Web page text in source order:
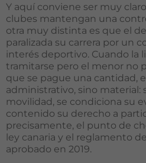
Y aquí conviene ser muy
clubes mantengan una
otra muy distinta es que el
paralizada su carrera por un
interés deportivo. Cuando la
tramitarse pero el menor no
que se pague una cantidad,
administrativo, sino material:
movilidad, se condiciona su
contenido su derecho a
precisamente, el punto de
ley canaria y el reglamento
aprobado en 2019.